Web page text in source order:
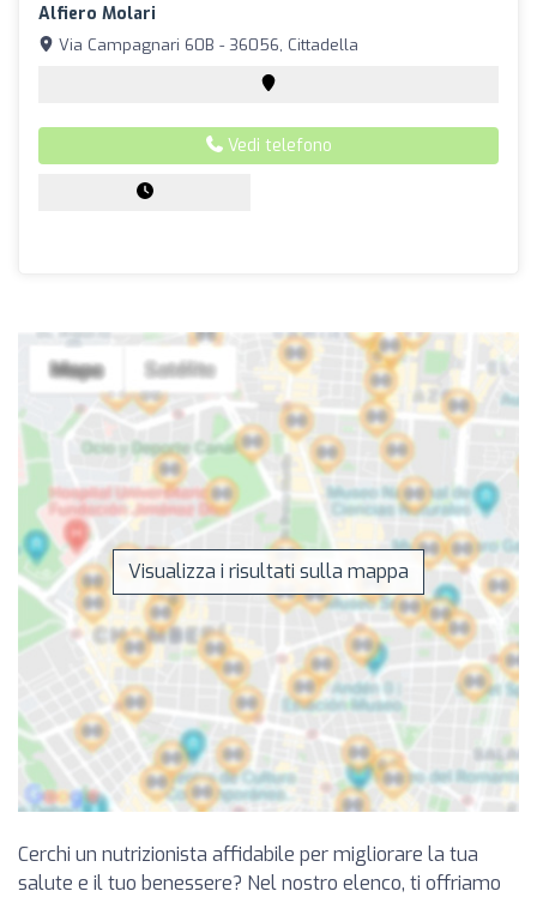
Alfiero Molari
Via Campagnari 60B - 36056, Cittadella
Vedi telefono
Visualizza i risultati sulla mappa
Cerchi un nutrizionista affidabile per migliorare la tua
salute e il tuo benessere? Nel nostro elenco, ti offriamo